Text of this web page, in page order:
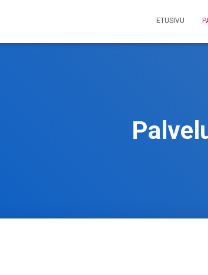
ETUSIVU